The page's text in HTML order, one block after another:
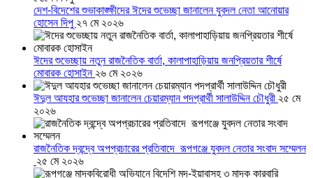
দেশ-বিদেশের শুভাকাঙ্ক্ষীদের ঈদের শুভেচ্ছা জানালেন যুবদল নেতা আনোয়ার
হোসেন দিপু ২৭ মে ২০২৬
ঈদের শুভেচ্ছায় নতুন রাজনৈতিক বার্তা, কালাপাহাড়িয়ায় জনপ্রিয়তার শীর্ষে
মোবারক হোসাইন ২৬ মে ২০২৬
ঈদুল আযহার শুভেচ্ছা জানালেন চেয়ারম্যান পদপ্রার্থী সালাউদ্দিন চৌধুরী ২৫ মে
২০২৬
রাজনৈতিক দ্বন্দ্বে অপপ্রচারের প্রতিবাদে ‎রূপগঞ্জে যুবদল নেতার সংবাদ সম্মেলন
২৫ মে ২০২৬